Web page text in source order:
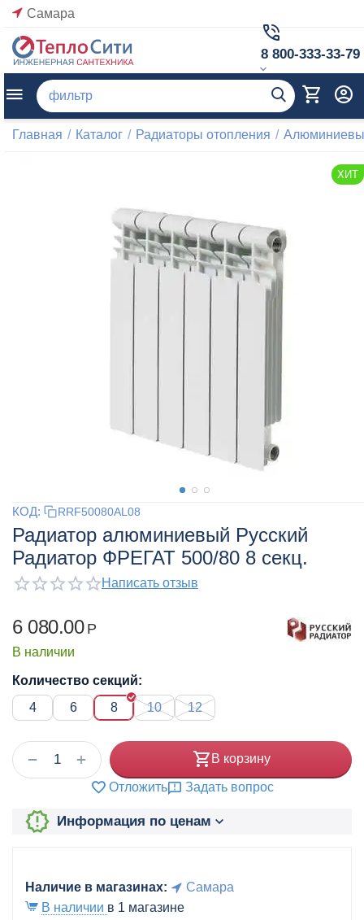
Самара
8 800-333-33-79
Главная / Каталог / Радиаторы отопления /
ХИТ
КОД: RRF50080AL08
Радиатор алюминиевый Русский
Радиатор ФРЕГАТ 500/80 8 секц.
Написать отзыв
6 080.00 Р
В наличии
Количество секций:
4
6 8 10 12
+
− В корзину
Отложить Задать вопрос
Информация по ценам
Наличие в магазинах:
Самара
В наличии в 1 магазине